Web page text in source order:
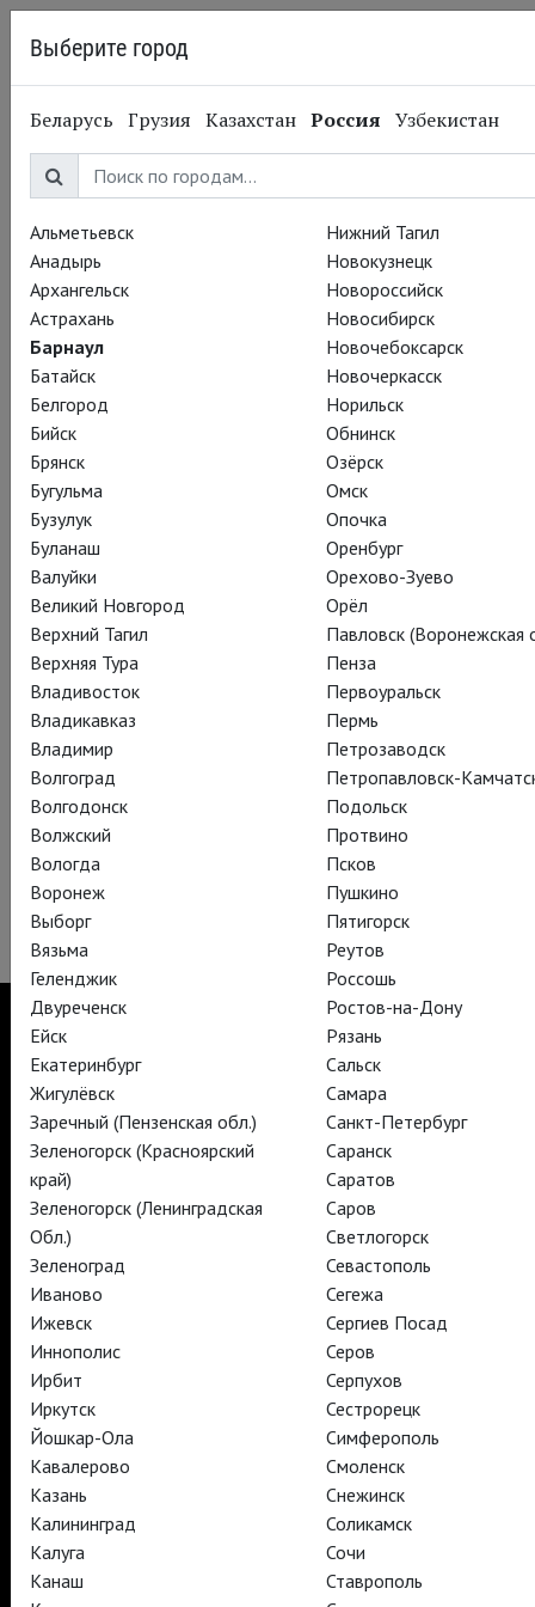
29.02.2016 Глобус
Марк Райлэнс получил
премию «Оскар»
Пока лицо небезызвестного актера из «Титаника»
заполняет ленты ваших соцсетей, мы хотим особо
отметить сегодняшнюю победу Марка Райлэнса!
Игра Марка в «Двенадцатой ночи» – незабываемое
любую из сцен с неподражаемой Оливией.
TheatreHD
TheatreHD Опера
TheatreHD Балет в кино
АРТ-ЛЕКТОРИЙ В КИНО
TheatreHD
АРТ-ЛЕКТОРИЙ В КИНО
TheatreHD
TheatreHD Опера
TheatreHD Балет в кино
АРТ-ЛЕКТОРИЙ В КИНО
TheatreHD
Поддержать
Как организовать показ в вашем городе
Выберите город
Беларусь Грузия Казахстан Россия Узбекистан
Альметьевск
Анадырь
Архангельск
Астрахань
Барнаул
Батайск
Белгород
Бийск
Брянск
Бугульма
Бузулук
Буланаш
Валуйки
Великий Новгород
Верхний Тагил
Верхняя Тура
Владивосток
Владикавказ
Владимир
Волгоград
Волгодонск
Волжский
Вологда
Воронеж
Выборг
Вязьма
Геленджик
Двуреченск
Ейск
Екатеринбург
Жигулёвск
Заречный (Пензенская обл.)
Зеленогорск (Красноярский
край)
Зеленогорск (Ленинградская
Обл.)
Зеленоград
Иваново
Ижевск
Иннополис
Ирбит
Иркутск
Йошкар-Ола
Кавалерово
Казань
Калининград
Калуга
Канаш
Нижний Тагил
Новокузнецк
Новороссийск
Новосибирск
Новочебоксарск
Новочеркасск
Норильск
Обнинск
Озёрск
Омск
Опочка
Оренбург
Орехово-Зуево
Орёл
Павловск (Воронежская
Пенза
Первоуральск
Пермь
Петрозаводск
Петропавловск-
Подольск
Протвино
Псков
Пушкино
Пятигорск
Реутов
Россошь
Ростов-на-Дону
Рязань
Сальск
Самара
Санкт-Петербург
Саранск
Саратов
Саров
Светлогорск
Севастополь
Сегежа
Сергиев Посад
Серов
Серпухов
Сестрорецк
Симферополь
Смоленск
Снежинск
Соликамск
Сочи
Ставрополь